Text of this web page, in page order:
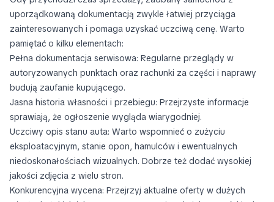
uporządkowaną dokumentacją zwykle łatwiej przyciąga
zainteresowanych i pomaga uzyskać uczciwą cenę. Warto
pamiętać o kilku elementach:
Pełna dokumentacja serwisowa: Regularne przeglądy w
autoryzowanych punktach oraz rachunki za części i naprawy
budują zaufanie kupującego.
Jasna historia własności i przebiegu: Przejrzyste informacje
sprawiają, że ogłoszenie wygląda wiarygodniej.
Uczciwy opis stanu auta: Warto wspomnieć o zużyciu
eksploatacyjnym, stanie opon, hamulców i ewentualnych
niedoskonałościach wizualnych. Dobrze też dodać wysokiej
jakości zdjęcia z wielu stron.
Konkurencyjna wycena: Przejrzyj aktualne oferty w dużych